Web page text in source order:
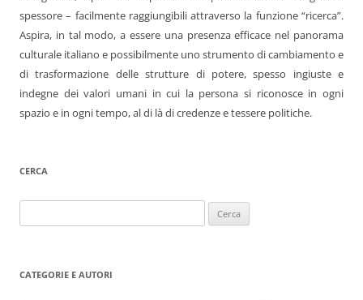
spessore – facilmente raggiungibili attraverso la funzione “ricerca”.
Aspira, in tal modo, a essere una presenza efficace nel panorama
culturale italiano e possibilmente uno strumento di cambiamento e
di trasformazione delle strutture di potere, spesso ingiuste e
indegne dei valori umani in cui la persona si riconosce in ogni
spazio e in ogni tempo, al di là di credenze e tessere politiche.
CERCA
per:
CATEGORIE E AUTORI